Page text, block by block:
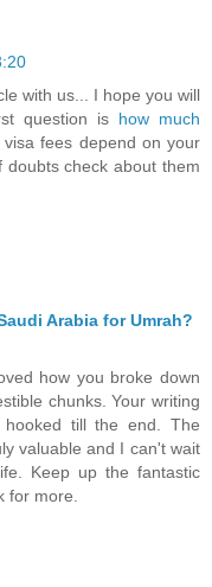
with us... I hope you will
question is how much
fees depend on your
check about them
Arabia for Umrah?
how you broke down
chunks. Your writing
till the end. The
valuable and I can't wait
Keep up the fantastic
for more.